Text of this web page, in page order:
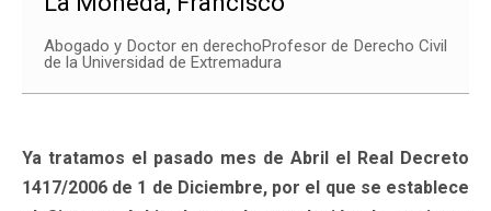
Abogado y Doctor en derechoProfesor de Derecho Civil
de la Universidad de Extremadura
Ya tratamos el pasado mes de Abril el Real Decreto
1417/2006 de 1 de Diciembre, por el que se establece